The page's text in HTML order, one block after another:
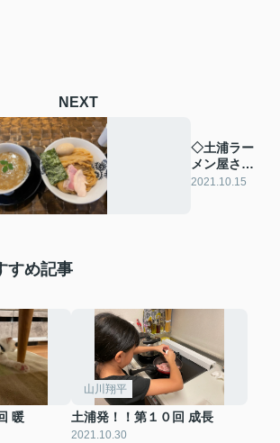
NEXT
◇土浦ラー
メン屋さん
◇
2021.10.15
すめ記事
暖
山川翔平
土浦発！！第１０回 成長
2021.10.30